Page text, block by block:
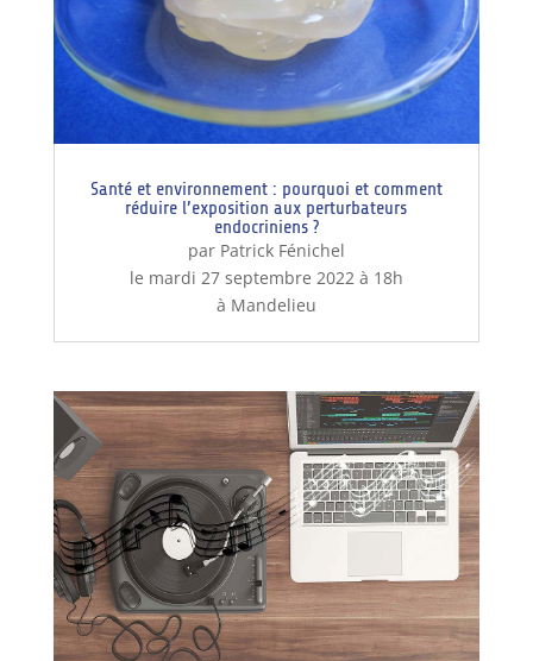
Santé et environnement : pourquoi et comment
réduire l’exposition aux perturbateurs
endocriniens ?
par Patrick Fénichel
le mardi 27 septembre 2022 à 18h
à Mandelieu